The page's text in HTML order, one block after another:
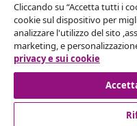
Recesso dal
Invia una richiesta di
Cliccando su “Accetta tutti i
cookie sul dispositivo per
analizzare l'utilizzo del sito
marketing, e
privacy e sui cookie